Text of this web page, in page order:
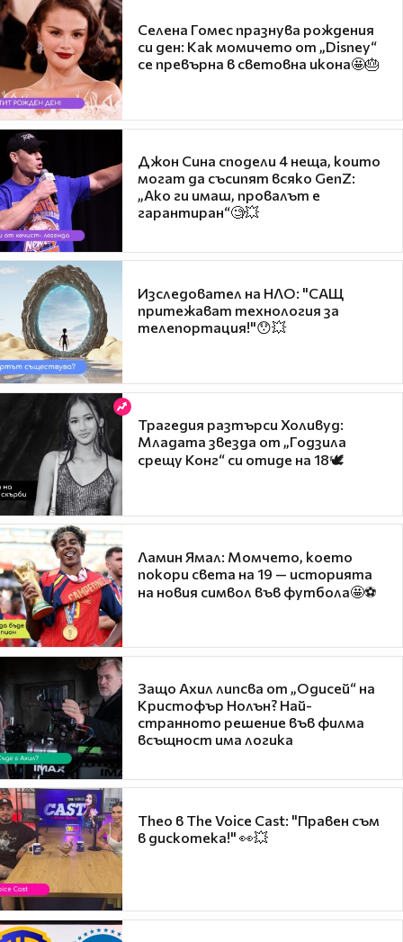
Селена Гомес празнува рождения
си ден: Как момичето от „Disney“
се превърна в световна икона🤩🎂
Джон Сина сподели 4 неща, които
могат да съсипят всяко GenZ:
„Ако ги имаш, провалът е
гарантиран“🧐💥
Изследовател на НЛО: "САЩ
притежават технология за
телепортация!"😯💥
Трагедия разтърси Холивуд:
Младата звезда от „Годзила
срещу Конг“ си отиде на 18🕊️
Ламин Ямал: Момчето, което
покори света на 19 — историята
на новия символ във футбола🤩⚽
Защо Ахил липсва от „Одисей“ на
Кристофър Нолън? Най-
странното решение във филма
всъщност има логика
Theo в The Voice Cast: "Правен съм
в дискотека!" 👀💥